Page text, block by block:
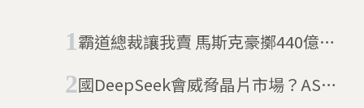
霸道總裁讓我賣 馬斯克豪擲440億美
國DeepSeek會威脅晶片市場？ASML